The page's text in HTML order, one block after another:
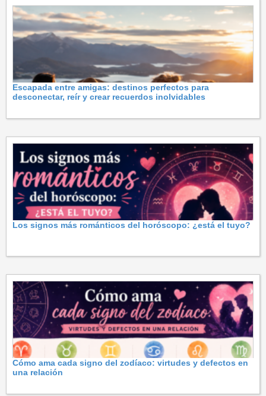
Escapada entre amigas: destinos perfectos para
desconectar, reír y crear recuerdos inolvidables
Los signos más románticos del horóscopo: ¿está el tuyo?
Cómo ama cada signo del zodíaco: virtudes y defectos en
una relación